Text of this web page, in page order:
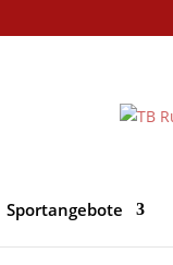
Sportangebote